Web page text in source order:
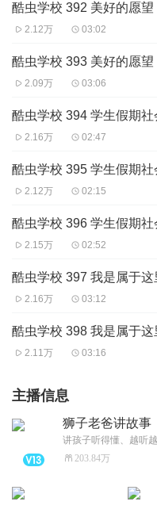
酷虫学校 392 美好的愿望
2.12万 03:02
酷虫学校 393 美好的愿望
2.09万 03:06
酷虫学校 394 学生假期社
2.16万 02:47
酷虫学校 395 学生假期社
2.12万 02:15
酷虫学校 396 学生假期社
2.15万 02:52
酷虫学校 397 我是属于这
2.16万 03:12
酷虫学校 398 我是属于这
2.11万 03:16
主播信息
狮子老爸讲故事
203.84万